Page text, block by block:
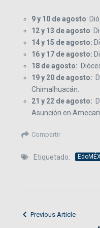
9 y 10 de agosto:
12 y 13 de agosto:
14 y 15 de agosto:
16 y 17 de agosto:
18 de agosto:
19 y 20 de agosto:
Chimalhuacán.
21 y 22 de agosto:
Asunción en
Compartir
Etiquetado: EdoMÉX
Previous Article